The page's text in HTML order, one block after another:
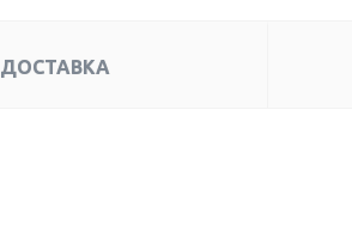
ДОСТАВКА